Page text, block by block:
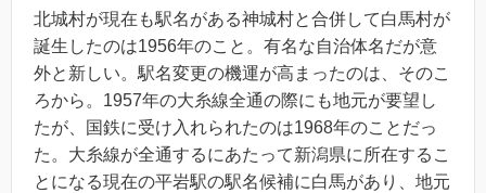
北城村が現在も駅名がある神城村と合併して白馬村が
誕生したのは1956年のこと。有名な自治体名だが意
外と新しい。駅名変更の機運が高まったのは、そのこ
ろから。1957年の大糸線全通の際にも地元が要望し
たが、国鉄に受け入れられたのは1968年のことだっ
た。大糸線が全通するにあたって新潟県に所在するこ
とになる現在の平岩駅の駅名候補に白馬があり、地元